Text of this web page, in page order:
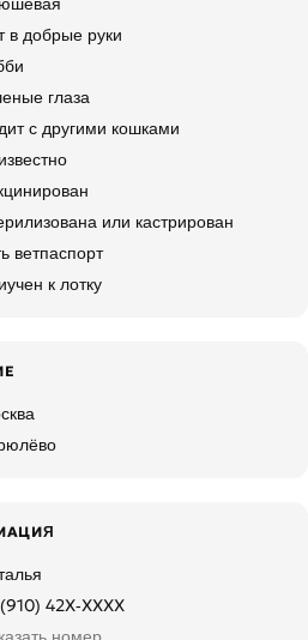
в добрые руки
глаза
с другими кошками
или кастрирован
ветпаспорт
к лотку
42X-XXXX